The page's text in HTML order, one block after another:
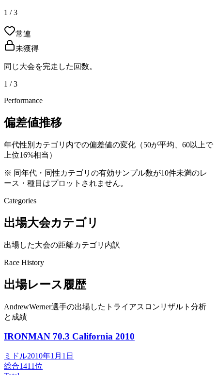
1 / 3
常連
未獲得
同じ大会を完走した回数。
1 / 3
Performance
偏差値推移
年代性別カテゴリ内での偏差値の変化（50が平均、60以上で
上位16%相当）
※ 同年代・同性カテゴリの有効サンプル数が10件未満のレ
ース・種目はプロットされません。
Categories
出場大会カテゴリ
出場した大会の距離カテゴリ内訳
Race History
出場レース履歴
AndrewWerner選手の出場したトライアスロンリザルト分析
と成績
IRONMAN 70.3 California 2010
ミドル2010年1月1日
総合1411位